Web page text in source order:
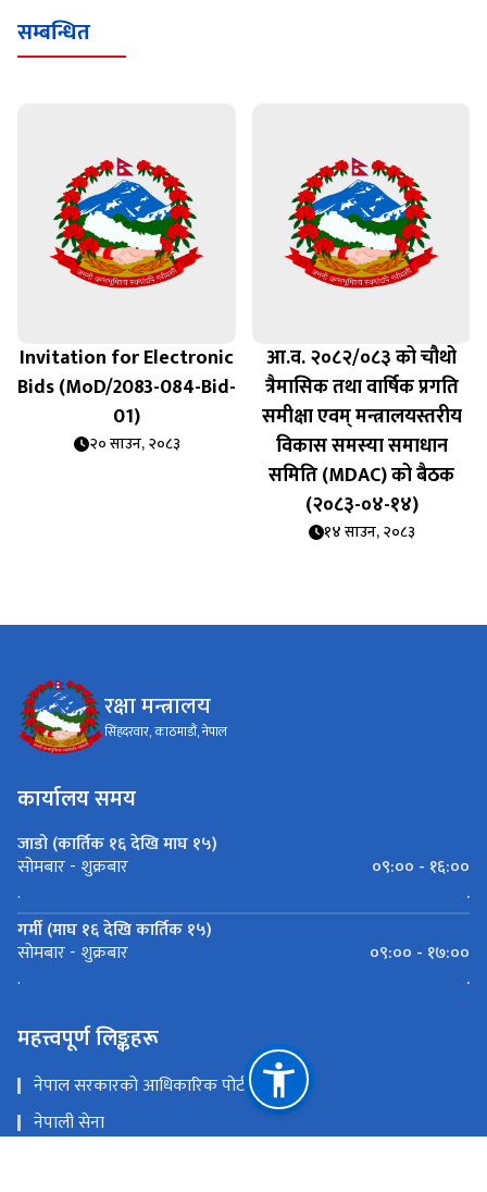
सम्बन्धित
Invitation for Electronic
Bids (MoD/2083-084-Bid-
01)
२० साउन, २०८३
आ.व. २०८२/०८३ को चौथो
त्रैमासिक तथा वार्षिक प्रगति
समीक्षा एवम् मन्त्रालयस्तरीय
विकास समस्या समाधान
समिति (MDAC) को बैठक
(२०८३-०४-१४)
१४ साउन, २०८३
रक्षा मन्त्रालय
सिंहदरवार, काठमाडौं, नेपाल
कार्यालय समय
जाडो (कार्तिक १६ देखि माघ १५)
सोमबार - शुक्रबार
०९:०० - १६:००
.
.
गर्मी (माघ १६ देखि कार्तिक १५)
सोमबार - शुक्रबार
०९:०० - १७:००
.
.
महत्त्वपूर्ण लिङ्कहरू
नेपाल सरकारको आधिकारिक पोर्टल
नेपाली सेना